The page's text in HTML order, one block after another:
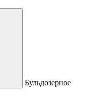
Бульдозерное